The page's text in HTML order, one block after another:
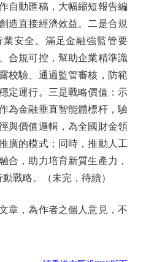
自動匯稿，大幅縮短報告編
造直接經濟效益。二是合規
安全。滿足金融強監管要
合規可控，幫助企業精準識
校驗、通過監管審核，防範
定運行。三是戰略價值：示
為金融垂直智能體標杆，驗
與價值邏輯，為全國財金領
廣的模式；同時，推動人工
合，助力培育新質生產力，
戰略。（未完，待續）
，為作者之個人意見，不